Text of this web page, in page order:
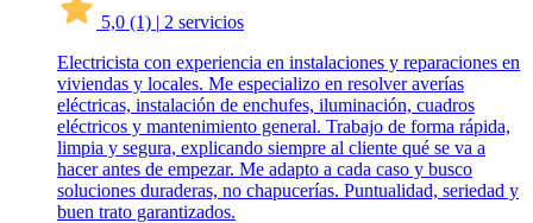
5,0 (1) | 2 servicios
Electricista con experiencia en instalaciones y reparaciones en
viviendas y locales. Me especializo en resolver averías
eléctricas, instalación de enchufes, iluminación, cuadros
eléctricos y mantenimiento general. Trabajo de forma rápida,
limpia y segura, explicando siempre al cliente qué se va a
hacer antes de empezar. Me adapto a cada caso y busco
soluciones duraderas, no chapucerías. Puntualidad, seriedad y
buen trato garantizados.